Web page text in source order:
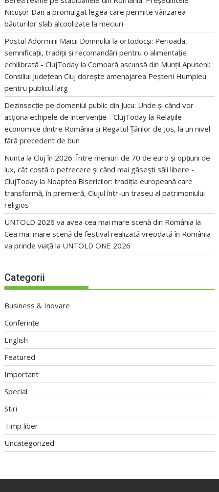
Nicușor Dan a promulgat legea care permite vânzarea
băuturilor slab alcoolizate la meciuri
Postul Adormirii Maicii Domnului la ortodocși: Perioada,
semnificații, tradiții și recomandări pentru o alimentație
echilibrată - ClujToday laComoară ascunsă din Munții Apuseni:
Consiliul Județean Cluj dorește amenajarea Peșterii Humpleu
pentru publicul larg
Dezinsecție pe domeniul public din Jucu: Unde și când vor
acționa echipele de intervenție - ClujToday la Relațiile
economice dintre România și Regatul Țărilor de Jos, la un nivel
fără precedent de bun
Nunta la Cluj în 2026: Între meniuri de 70 de euro și opțiuni de
lux, cât costă o petrecere și când mai găsești săli libere -
ClujToday la Noaptea Bisericilor: tradiția europeană care
transformă, în premieră, Clujul într-un traseu al patrimoniului
religios
UNTOLD 2026 va avea cea mai mare scenă din România la
Cea mai mare scenă de festival realizată vreodată în România
va prinde viață la UNTOLD ONE 2026
Categorii
Business & Inovare
Conferințe
English
Featured
Important
Special
Stiri
Timp liber
Uncategorized